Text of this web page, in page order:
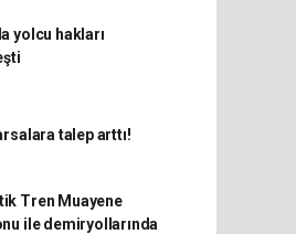
yolcu hakları
talep arttı!
Tren Muayene
ile demiryollarında